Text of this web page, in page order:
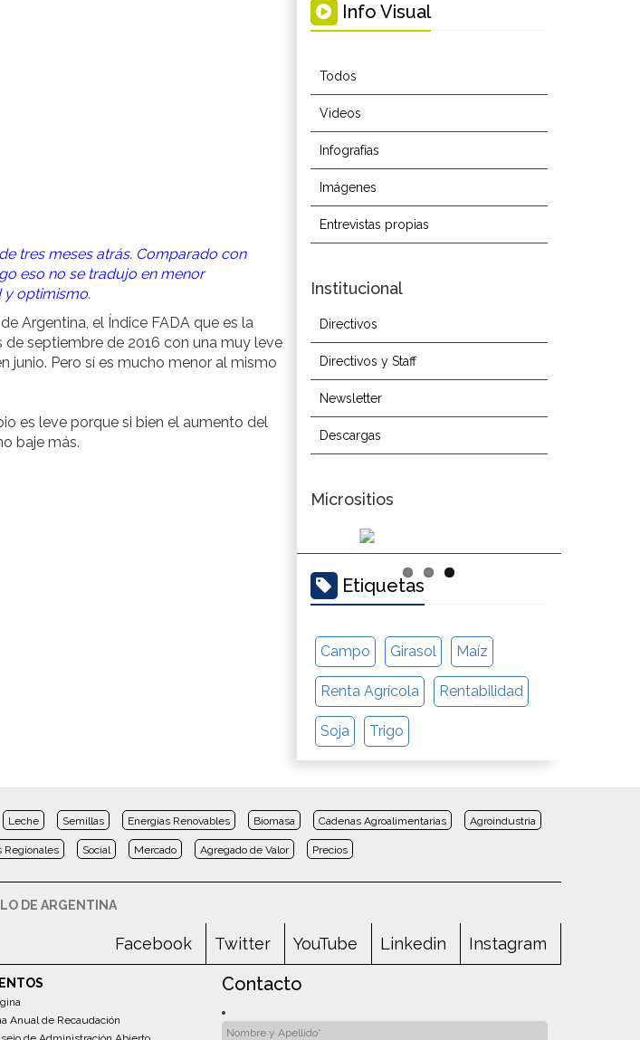
tres meses atrás. Comparado con
eso no se tradujo en menor
y optimismo.
Argentina, el Índice FADA que es la
septiembre de 2016 con una muy leve
junio. Pero sí es mucho menor al mismo
es leve porque si bien el aumento del
baje más.
Info Visual
Todos
Videos
Infografías
Imágenes
Entrevistas propias
Institucional
Directivos
Directivos y Staff
Newsletter
Descargas
Micrositios
Etiquetas
Campo Girasol Maíz
Renta Agrícola Rentabilidad
Soja Trigo
Leche Semillas Energías Renovables Biomasa Cadenas Agroalimentarias Agroindustria
Regionales Social Mercado Agregado de Valor Precios
DE ARGENTINA
Facebook Twitter YouTube Linkedin Instagram
Anual de Recaudación
Contacto